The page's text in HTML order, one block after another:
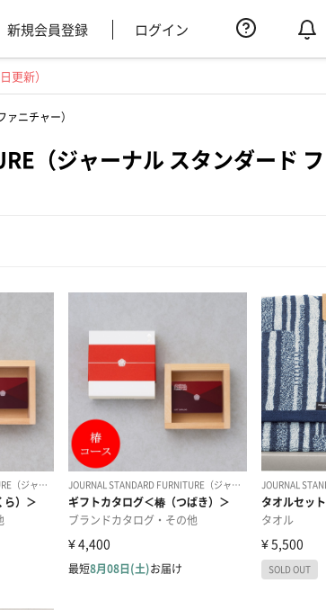
新規会員登録 ログイン
更新）
ニチャー）
（ジャーナル スタンダード